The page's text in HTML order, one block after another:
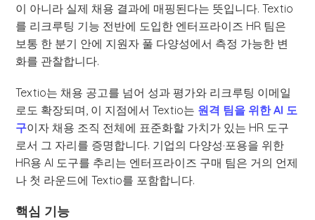
이 아니라 실제 채용 결과에 매핑된다는 뜻입니다. Textio
를 리크루팅 기능 전반에 도입한 엔터프라이즈 HR 팀은
보통 한 분기 안에 지원자 풀 다양성에서 측정 가능한 변
화를 관찰합니다.
Textio는 채용 공고를 넘어 성과 평가와 리크루팅 이메일
로도 확장되며, 이 지점에서 Textio는 원격 팀을 위한 AI 도
구이자 채용 조직 전체에 표준화할 가치가 있는 HR 도구
로서 그 자리를 증명합니다. 기업의 다양성·포용을 위한
HR용 AI 도구를 추리는 엔터프라이즈 구매 팀은 거의 언제
나 첫 라운드에 Textio를 포함합니다.
핵심 기능